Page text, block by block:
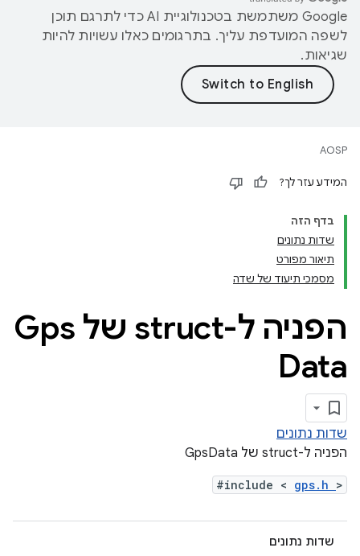
‫Google משתמשת בטכנולוגיית AI כדי לתרגם תוכן
לשפה המועדפת עליך. בתרגומים כאלו עשויות להיות
שגיאות.
AOSP
המידע עזר לך?
בדף הזה
שדות נתונים
תיאור מפורט
מסמכי תיעוד של שדה
הפניה ל-struct של Gps
Data
שדות נתונים
הפניה ל-struct של GpsData
#include < gps.h >
שדות נתונים